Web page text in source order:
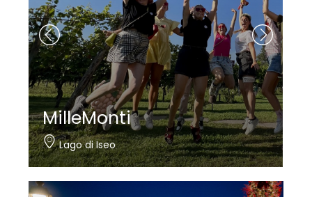
Nautica Bertelli
Paratico